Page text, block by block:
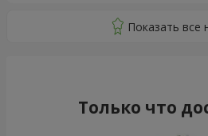
Только что